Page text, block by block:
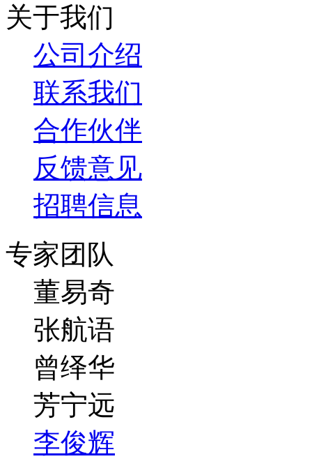
关于我们
公司介绍
联系我们
合作伙伴
反馈意见
招聘信息
专家团队
董易奇
张航语
曾绎华
芳宁远
李俊辉